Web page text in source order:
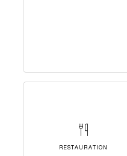
RESTAURATION